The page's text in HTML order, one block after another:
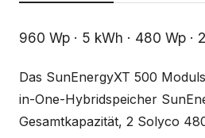
Beschreibung
960 Wp · 5 kWh · 480 Wp ·
Das SunEnergyXT 500
in-One-Hybridspeicher
Gesamtkapazität, 2 Solyco